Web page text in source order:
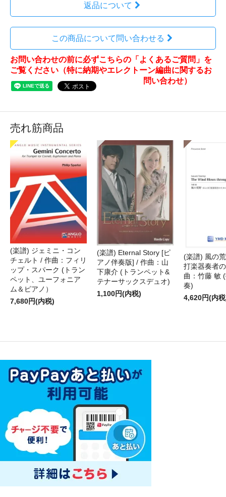
返品について
この商品について問い合わせる
お問い合わせの前に必ずこちらの「よくあるご質問」を
ご覧ください（特に納期やエレクトーン編曲に関するお
問い合わせ）
売れ筋商品
(楽譜) ジェミニ・コン
チェルト / 作曲：フィリ
ップ・スパーク (トラン
ペット、ユーフォニア
ム＆ピアノ）
7,680円(内税)
(楽譜) Eternal Story [ピ
アノ伴奏版] / 作曲：山
下康介 (トランペット&
テナーサックスデュオ)
1,100円(内税)
(楽譜) 風の
打楽器奏者
曲：竹藤 敏
奏)
4,620円(内